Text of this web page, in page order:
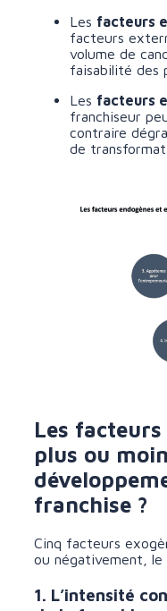
Les facteurs
facteurs
volume de
faisabilité des
Les facteurs
franchiseur
contraire
de
Les
plus ou
franchise ?
Cinq facteurs
ou négativement, le
1. L’intensité